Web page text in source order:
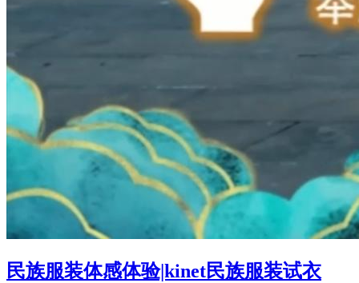
民族服装体感体验|kinet民族服装试衣